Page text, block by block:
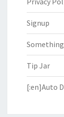
Signup
Tip Jar
[:en]Auto